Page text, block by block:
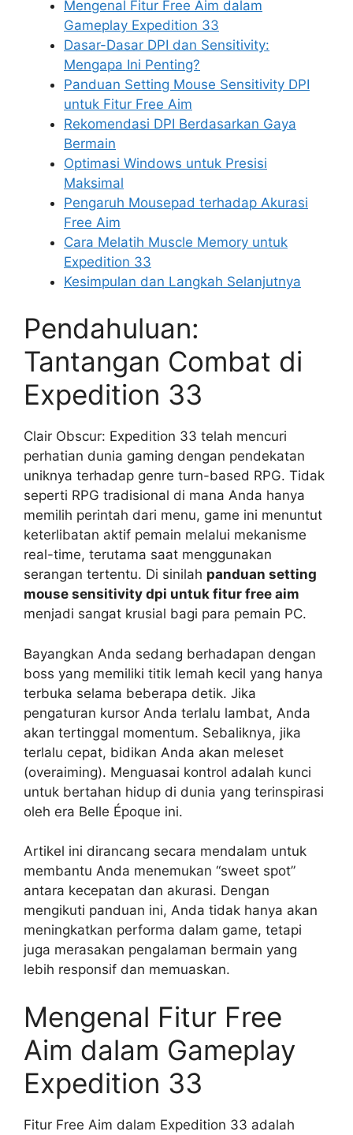
Mengenal Fitur Free Aim dalam
Gameplay Expedition 33
Dasar-Dasar DPI dan Sensitivity:
Mengapa Ini Penting?
Panduan Setting Mouse Sensitivity DPI
untuk Fitur Free Aim
Rekomendasi DPI Berdasarkan Gaya
Bermain
Optimasi Windows untuk Presisi
Maksimal
Pengaruh Mousepad terhadap Akurasi
Free Aim
Cara Melatih Muscle Memory untuk
Expedition 33
Kesimpulan dan Langkah Selanjutnya
Pendahuluan:
Tantangan Combat di
Expedition 33
Clair Obscur: Expedition 33 telah mencuri
perhatian dunia gaming dengan pendekatan
uniknya terhadap genre turn-based RPG. Tidak
seperti RPG tradisional di mana Anda hanya
memilih perintah dari menu, game ini menuntut
keterlibatan aktif pemain melalui mekanisme
real-time, terutama saat menggunakan
serangan tertentu. Di sinilah panduan setting
mouse sensitivity dpi untuk fitur free aim
menjadi sangat krusial bagi para pemain PC.
Bayangkan Anda sedang berhadapan dengan
boss yang memiliki titik lemah kecil yang hanya
terbuka selama beberapa detik. Jika
pengaturan kursor Anda terlalu lambat, Anda
akan tertinggal momentum. Sebaliknya, jika
terlalu cepat, bidikan Anda akan meleset
(overaiming). Menguasai kontrol adalah kunci
untuk bertahan hidup di dunia yang terinspirasi
oleh era Belle Époque ini.
Artikel ini dirancang secara mendalam untuk
membantu Anda menemukan “sweet spot”
antara kecepatan dan akurasi. Dengan
mengikuti panduan ini, Anda tidak hanya akan
meningkatkan performa dalam game, tetapi
juga merasakan pengalaman bermain yang
lebih responsif dan memuaskan.
Mengenal Fitur Free
Aim dalam Gameplay
Expedition 33
Fitur Free Aim dalam Expedition 33 adalah